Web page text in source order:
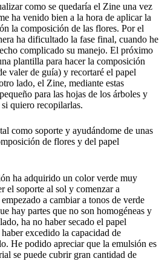
como se quedaría el Zine una vez
ha venido bien a la hora de aplicar la
la composición de las flores. Por el
ha dificultado la fase final, cuando he
complicado su manejo. El próximo
plantilla para hacer la composición
valer de guía) y recortaré el papel
lado, el Zine, mediante estas
para las hojas de los árboles y
quiero recopilarlas.
como soporte y ayudándome de unas
de flores y del papel
ha adquirido un color verde muy
el soporte al sol y comenzar a
a cambiar a tonos de verde
hay partes que no son homogéneas y
ha no haber secado el papel
excedido la capacidad de
He podido apreciar que la emulsión es
se puede cubrir gran cantidad de